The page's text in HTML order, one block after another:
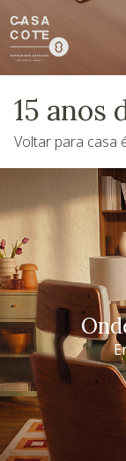
15 anos
Voltar para casa